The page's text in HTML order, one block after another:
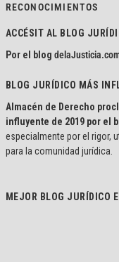
RECONOCIMIENTOS
ACCÉSIT AL BLOG
Por el blog
BLOG JURÍDICO MÁS
Almacén de Derecho
influyente de 2019 por el
especialmente por el rigor,
para la comunidad jurídica.
MEJOR BLOG JURÍDICO